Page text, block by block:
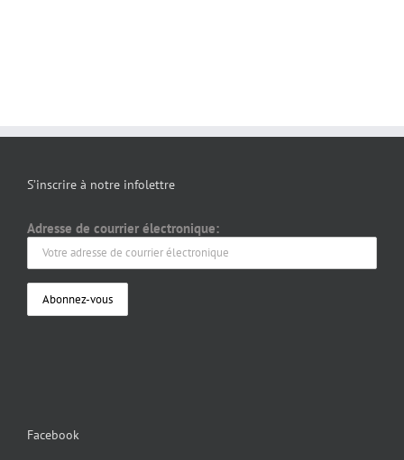
S’inscrire à notre infolettre
Adresse de courrier électronique:
Facebook